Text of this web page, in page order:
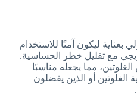
بعناية ليكون آمنًا للاستخدام
مع تقليل خطر الحساسية.
مما يجعله مناسبًا
أو الذين يفضلون